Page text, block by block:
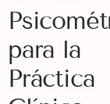
para la
Práctica